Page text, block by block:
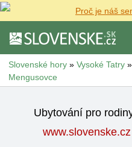
Proč je náš
Slovenské hory » Vysoké Tatry »
Mengusovce
Ubytování pro
www.slovenske.cz